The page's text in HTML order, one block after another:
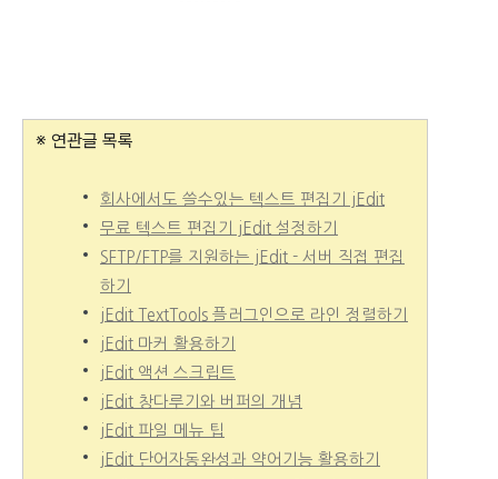
※ 연관글 목록
회사에서도 쓸수있는 텍스트 편집기 jEdit
무료 텍스트 편집기 jEdit 설정하기
SFTP/FTP를 지원하는 jEdit - 서버 직접 편집
하기
jEdit TextTools 플러그인으로 라인 정렬하기
jEdit 마커 활용하기
jEdit 액션 스크립트
jEdit 창다루기와 버퍼의 개념
jEdit 파일 메뉴 팁
jEdit 단어자동완성과 약어기능 활용하기